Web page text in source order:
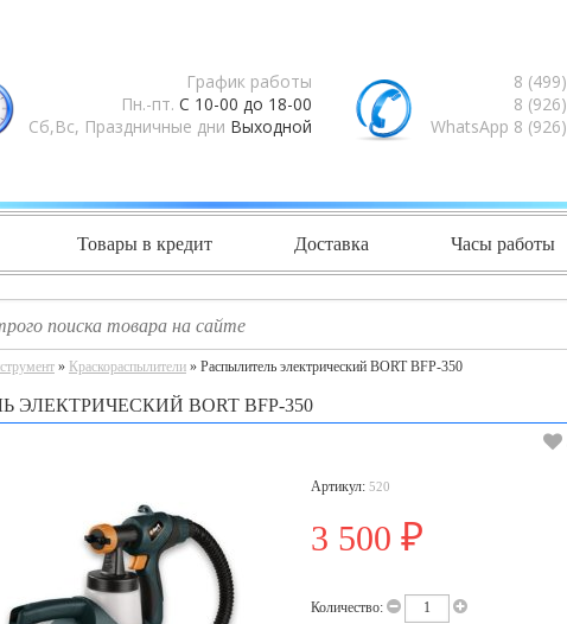
График работы
Пн.-пт. С 10-00 до 18-00
Сб,Вс, Праздничные дни Выходной
8 (499)
8 (926)
WhatsApp 8 (926)
Товары в кредит Доставка Часы работы
» Краскораспылители » Распылитель электрический BORT BFP-350
ЭЛЕКТРИЧЕСКИЙ BORT BFP-350
Артикул: 520
3 500 ₽
Количество: